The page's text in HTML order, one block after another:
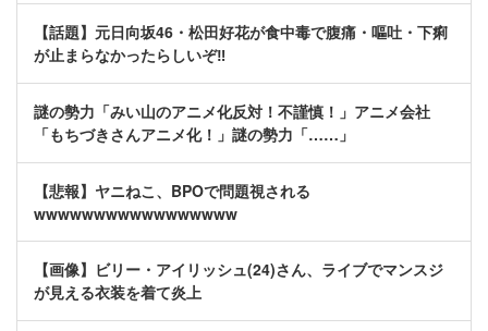
【話題】元日向坂46・松田好花が食中毒で腹痛・嘔吐・下痢
が止まらなかったらしいぞ‼
謎の勢力「みい山のアニメ化反対！不謹慎！」アニメ会社
「もちづきさんアニメ化！」謎の勢力「……」
【悲報】ヤニねこ、BPOで問題視される
wwwwwwwwwwwwwwwww
【画像】ビリー・アイリッシュ(24)さん、ライブでマンスジ
が見える衣装を着て炎上